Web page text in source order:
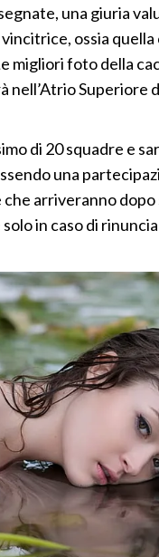
una giuria
vincitrice, ossia
migliori foto della
nell’Atrio Superiore
di 20 squadre e
una
arriveranno
in caso di